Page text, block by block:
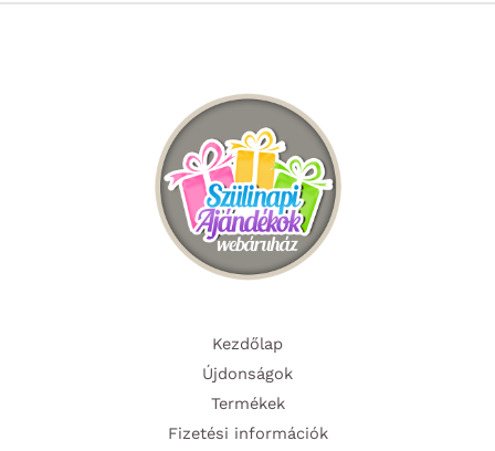
Kezdőlap
Újdonságok
Termékek
Fizetési információk